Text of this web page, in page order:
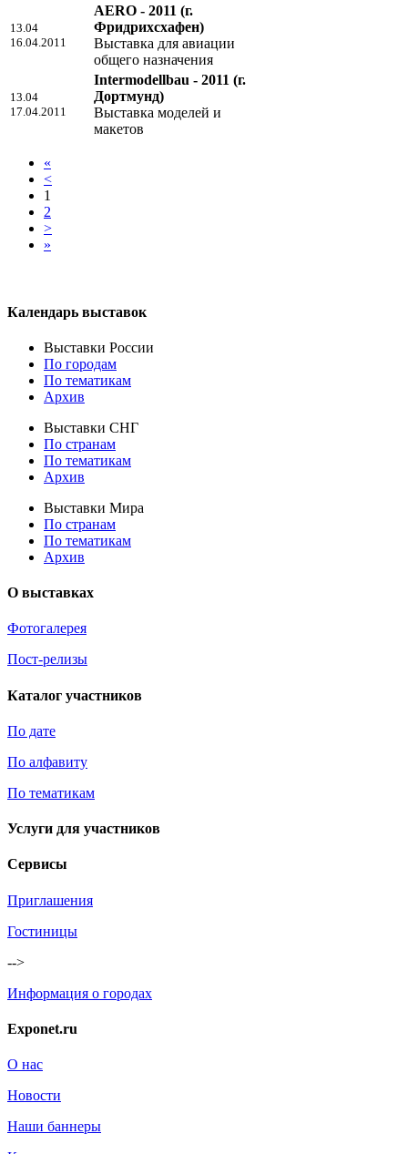
13.04
16.04.2011
AERO - 2011 (г.
Фридрихсхафен)
Выставка для авиации
общего назначения
13.04
17.04.2011
Intermodellbau - 2011 (г.
Дортмунд)
Выставка моделей и
макетов
«
<
1
2
>
»
Календарь выставок
Выставки России
По городам
По тематикам
Архив
Выставки СНГ
По странам
По тематикам
Архив
Выставки Мира
По странам
По тематикам
Архив
О выставках
Фотогалерея
Пост-релизы
Каталог участников
По дате
По алфавиту
По тематикам
Услуги для участников
Сервисы
Приглашения
Гостиницы
-->
Информация о городах
Exponet.ru
О нас
Новости
Наши баннеры